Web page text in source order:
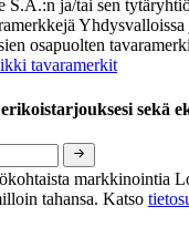
S.A.:n ja/tai sen
Yhdysvalloissa
osapuolten
tavaramerkit
sekä
markkinointia
tahansa. Katso